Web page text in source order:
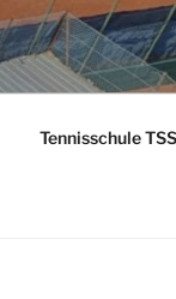
Tennisschule TSS